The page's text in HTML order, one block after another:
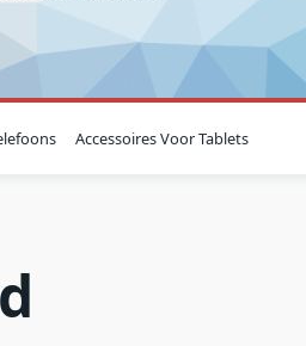
Accessoires Voor Tablets